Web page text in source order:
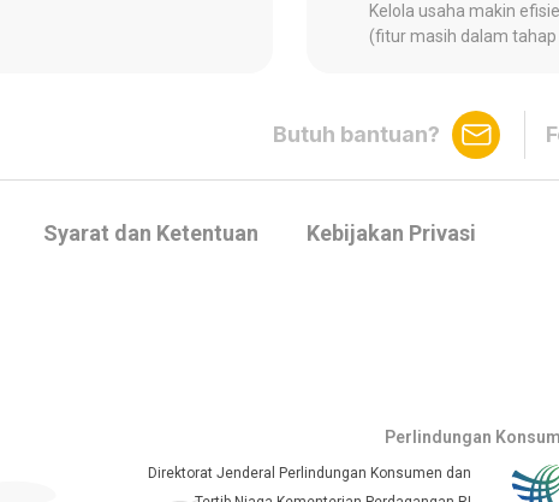
Kelola usaha makin
(fitur masih dalam
Butuh bantuan?
Syarat dan Ketentuan Kebijakan Privasi
Perlindungan
Direktorat Jenderal Perlindungan Konsumen dan